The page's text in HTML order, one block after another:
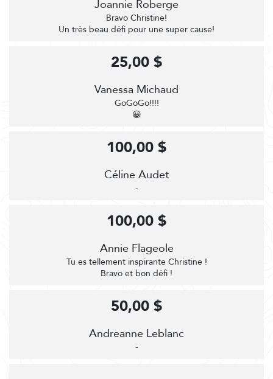
Joannie Roberge
Bravo Christine!
Un très beau défi pour une super cause!
Vanessa Michaud
GoGoGo!!!!
😀
25,00 $
Céline Audet
-
100,00 $
Annie Flageole
Tu es tellement inspirante Christine !
Bravo et bon défi !
100,00 $
Andreanne Leblanc
-
50,00 $